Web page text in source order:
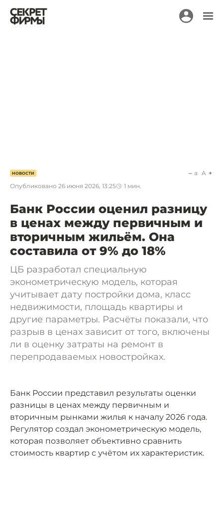
НОВОСТИ
Опубликовано 26 июня 2026, 13:25 1 мин.
a A
Банк России оценил разницу
в ценах между первичным и
вторичным жильём. Она
составила от 9% до 18%
ЦБ разработал специальную
эконометрическую модель, которая
учитывает дату постройки дома, класс
недвижимости, площадь квартиры и
другие параметры. Расчёты показали, что
разрыв в ценах зависит от того, включены
ли в оценку затраты на ремонт в
перепродаваемых новостройках.
Банк России представил результаты оценки
разницы в ценах между первичным и
вторичным рынками жилья к началу 2026 года.
Регулятор создал эконометрическую модель,
которая позволяет объективно сравнить
стоимость квартир с учётом их характеристик.